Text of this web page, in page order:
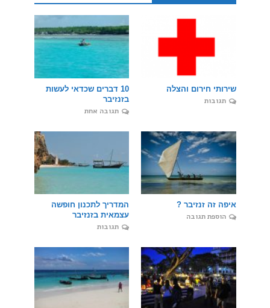
שירותי חירום והצלה
תגובות
10 דברים שכדאי לעשות
בזנזיבר
תגובה אחת
איפה זה זנזיבר ?
הוספת תגובה
המדריך לתכנון חופשה
עצמאית בזנזיבר
תגובות